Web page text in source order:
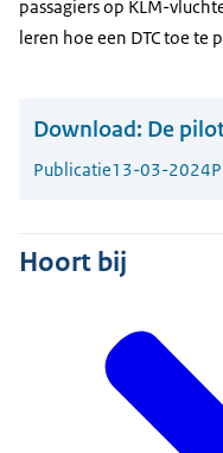
passagiers op KLM-
leren hoe een DTC toe te
Download: De
Publicatie13-03-2024
Hoort bij